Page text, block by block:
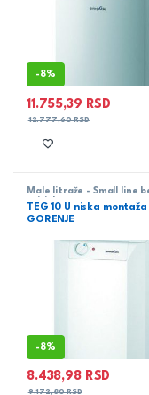
-8%
11.755,39 RSD
12.777,60RSD
Male litraže - Small line
pritiska
TEG 10 U niska montaža
GORENJE
-8%
8.438,98 RSD
9.172,80RSD